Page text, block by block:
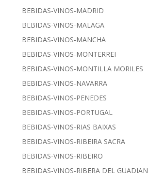
BEBIDAS-VINOS-MADRID
BEBIDAS-VINOS-MALAGA
BEBIDAS-VINOS-MANCHA
BEBIDAS-VINOS-MONTERREI
BEBIDAS-VINOS-MONTILLA MORILES
BEBIDAS-VINOS-NAVARRA
BEBIDAS-VINOS-PENEDES
BEBIDAS-VINOS-PORTUGAL
BEBIDAS-VINOS-RIAS BAIXAS
BEBIDAS-VINOS-RIBEIRA SACRA
BEBIDAS-VINOS-RIBEIRO
BEBIDAS-VINOS-RIBERA DEL GUADIAN